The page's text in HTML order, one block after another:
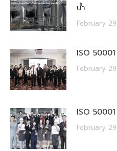
น้ำ
February
ISO
February
ISO
February